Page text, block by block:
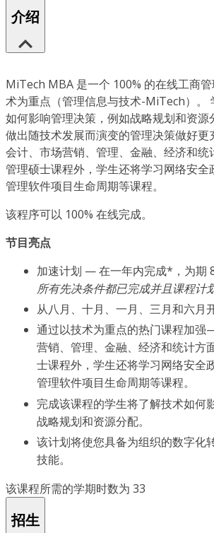
介绍
MiTech MBA 是一个 100% 的在线工商
术为重点（管理信息与技术-MiTech）。
如何影响管理决策，例如战略规划和资源
做出随技术发展而演变的管理决策做好更
会计、市场营销、管理、金融、经济和统
管理硕士课程外，学生还将学习网络安全
管理软件项目生命周期等课程。
该程序可以 100% 在线完成。
节目亮点
加速计划 — 在一年内完成*，为期
所有先决条件都已完成并且课程计
从八月、十月、一月、三月和六月开
通过以技术为重点的热门课程加
营销、管理、金融、经济和统计方
士课程外，学生还将学习网络安全
管理软件项目生命周期等课程。
完成该课程的学生将了解技术如何
战略规划和资源分配。
该计划将使您具备为组织的数字化
技能。
该课程所需的学期时数为 33
招生